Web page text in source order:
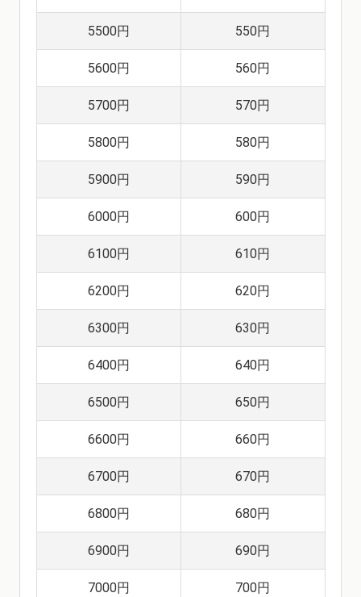
5500円 550円
5600円 560円
5700円 570円
5800円 580円
5900円 590円
6000円 600円
6100円 610円
6200円 620円
6300円 630円
6400円 640円
6500円 650円
6600円 660円
6700円 670円
6800円 680円
6900円 690円
7000円 700円